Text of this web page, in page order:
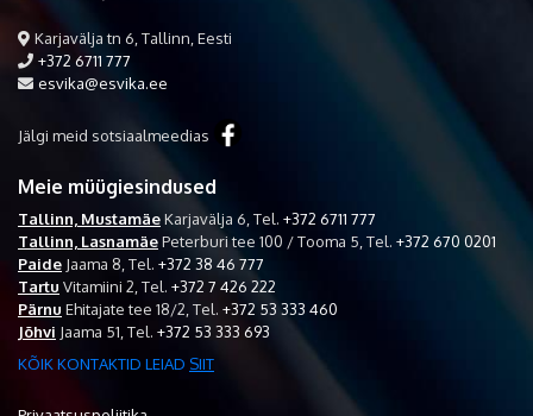
Karjavälja tn 6, Tallinn, Eesti
+372 6711 777
esvika@esvika.ee
Jälgi meid sotsiaalmeedias
Meie müügiesindused
Tallinn, MustamäeKarjavälja 6, Tel. +372 6711 777
Tallinn, LasnamäePeterburi tee 100 / Tooma 5, Tel. +372 670 0201
Paide Jaama 8, Tel. +372 38 46 777
Tartu Vitamiini 2, Tel. +372 7 426 222
Pärnu Ehitajate tee 18/2, Tel. +372 53 333 460
Jõhvi Jaama 51, Tel. +372 53 333 693
KÕIK KONTAKTID LEIAD SIIT